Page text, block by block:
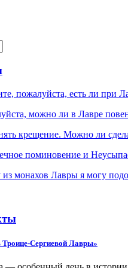
пожалуйста, есть ли при
можно ли в Лавре
крещение. Можно ли
поминовение и
монахов Лавры я могу
Сергиевой Лавры»